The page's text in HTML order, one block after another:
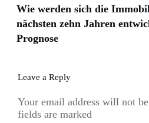
Wie werden sich die
nächsten zehn Jahren
Prognose
Leave a Reply
Your email address will not
fields are marked